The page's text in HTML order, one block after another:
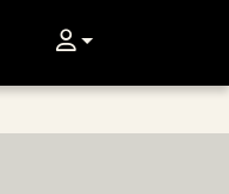
Login